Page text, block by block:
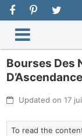
Bourses Des
Updated on17
To read the